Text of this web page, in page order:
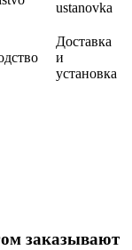
Доставка
и
установка
заказывают